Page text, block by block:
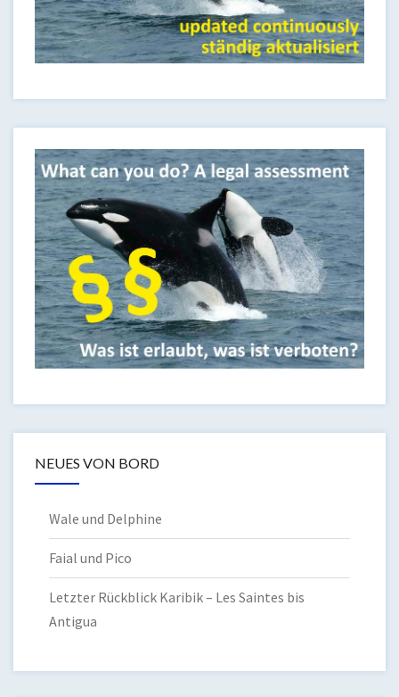
NEUES VON BORD
Wale und Delphine
Faial und Pico
Letzter Rückblick Karibik – Les Saintes bis
Antigua